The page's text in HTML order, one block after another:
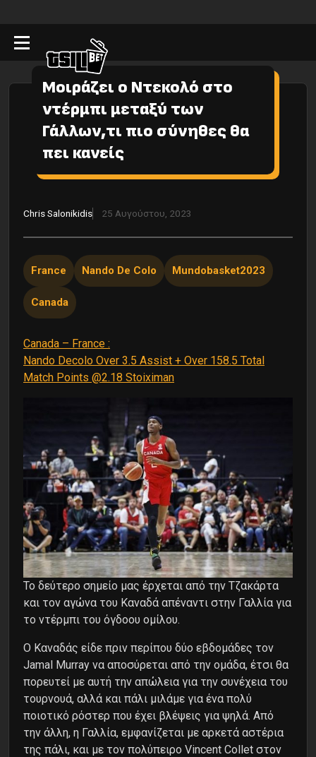
Μοιράζει ο Ντεκολό στο
ντέρμπι μεταξύ των
Γάλλων,τι πιο σύνηθες θα
πει κανείς
Chris Salonikidis 25 Αυγούστου, 2023
France Nando De Colo Mundobasket2023
Canada
Canada – France :
Nando Decolo Over 3.5 Assist + Over 158.5 Total
Match Points @2.18 Stoiximan
Το δεύτερο σημείο μας έρχεται από την Τζακάρτα
και τον αγώνα του Καναδά απέναντι στην Γαλλία για
το ντέρμπι του όγδοου ομίλου.
Ο Καναδάς είδε πριν περίπου δύο εβδομάδες τον
Jamal Murray να αποσύρεται από την ομάδα, έτσι θα
πορευτεί με αυτή την απώλεια για την συνέχεια του
τουρνουά, αλλά και πάλι μιλάμε για ένα πολύ
ποιοτικό ρόστερ που έχει βλέψεις για ψηλά. Από
την άλλη, η Γαλλία, εμφανίζεται με αρκετά αστέρια
της πάλι, και με τον πολύπειρο Vincent Collet στον